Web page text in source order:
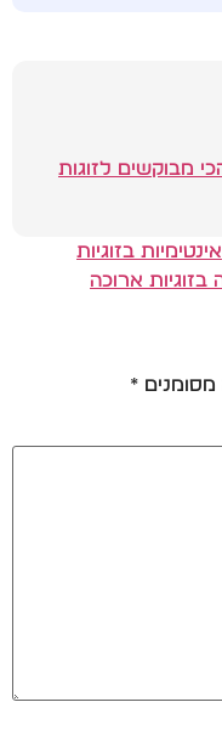
– הדגמים הכי מבוקשים לזוגות
אינטימיות בזוגיות
בזוגיות ארוכה
*